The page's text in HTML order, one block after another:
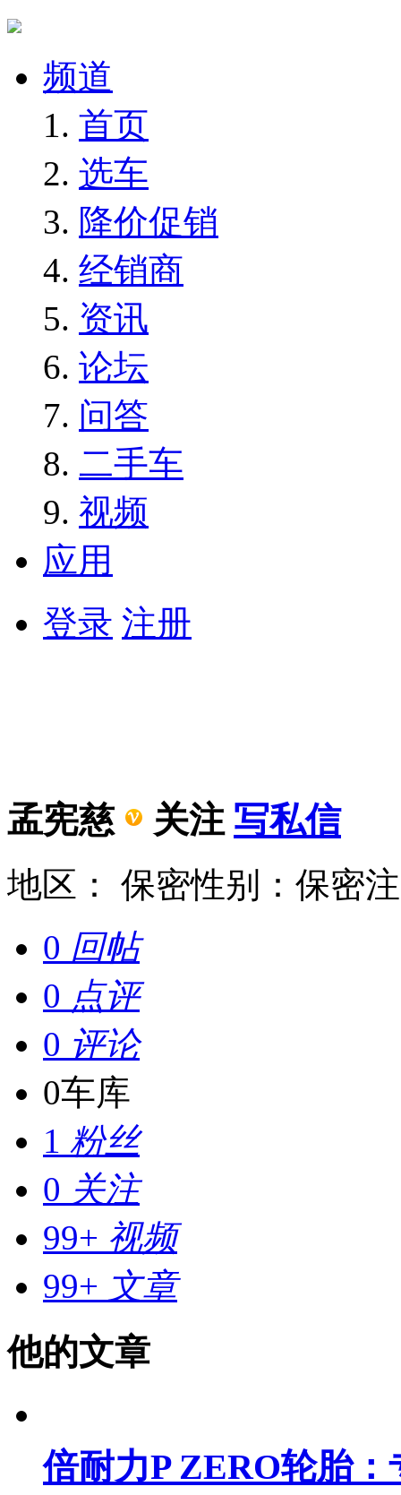
频道
首页
选车
降价促销
经销商
资讯
论坛
问答
二手车
视频
应用
登录 注册
孟宪慈 关注 写私信
地区： 保密性别：保密
0 回帖
0 点评
0 评论
0车库
1 粉丝
0 关注
99+ 视频
99+ 文章
他的文章
倍耐力P ZERO轮胎